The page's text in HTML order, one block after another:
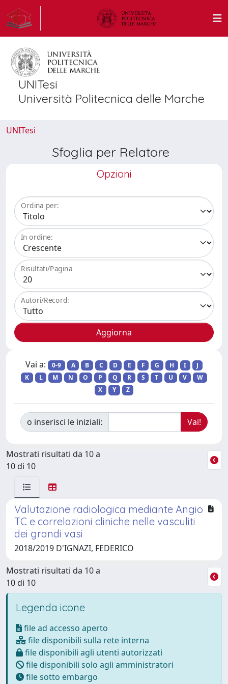
UNITesi
Università Politecnica delle Marche
UNITesi
Sfoglia per Relatore
Opzioni
Ordina per:
In ordine:
Risultati/Pagina
Autori/Record:
Vai a: 0-9 A B C D E F G H I
J
K
L M N O P Q R S T U V
W
X
Y Z
o inserisci le iniziali:
Mostrati risultati da 10 a
10 di 10
Valutazione radiologica mediante Angio
TC e correlazioni cliniche nelle vasculiti
dei grandi vasi
2018/2019 D'IGNAZI, FEDERICO
Mostrati risultati da 10 a
10 di 10
Legenda icone
file ad accesso aperto
file disponibili sulla rete interna
file disponibili agli utenti autorizzati
file disponibili solo agli amministratori
file sotto embargo